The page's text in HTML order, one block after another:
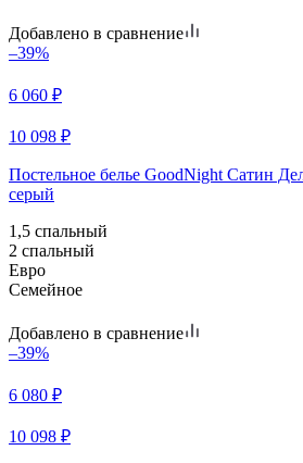
Добавлено в сравнение
–39%
6 060 ₽
10 098 ₽
Постельное белье GoodNight Сатин
серый
1,5 спальный
2 спальный
Евро
Семейное
Добавлено в сравнение
–39%
6 080 ₽
10 098 ₽